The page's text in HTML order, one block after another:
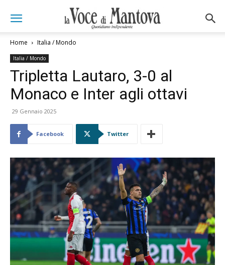
Home Italia / Mondo
Italia / Mondo
Tripletta Lautaro, 3-0 al
Monaco e Inter agli ottavi
29 Gennaio 2025
Facebook Twitter